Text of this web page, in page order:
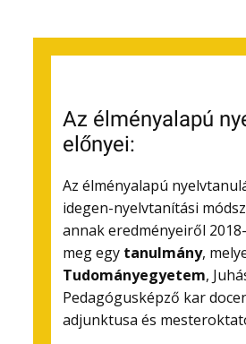
Az élményalapú
előnyei:
Az élményalapú
idegen-nyelvtanítási
annak eredményeiről
meg egy tanulmány,
Tudományegyetem,
Pedagógusképző kar
adjunktusa és